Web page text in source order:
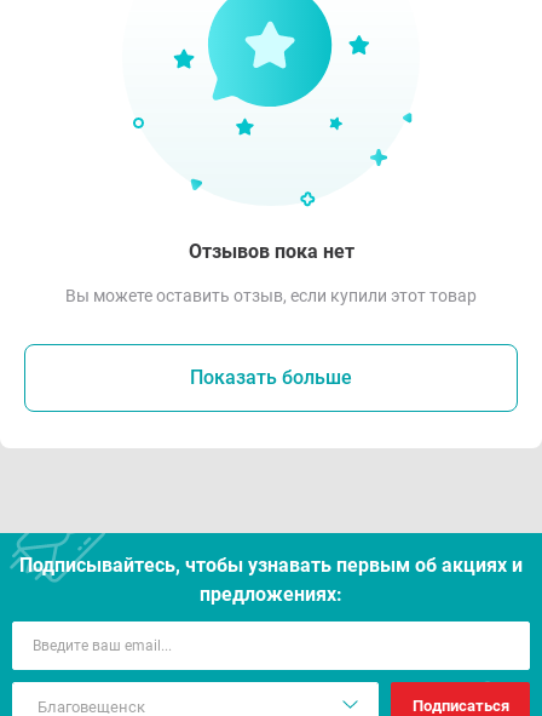
Отзывов пока нет
Вы можете оставить отзыв, если купили этот товар
Показать больше
Подписывайтесь, чтобы узнавать первым об акцияx и
предложениях:
Подписаться